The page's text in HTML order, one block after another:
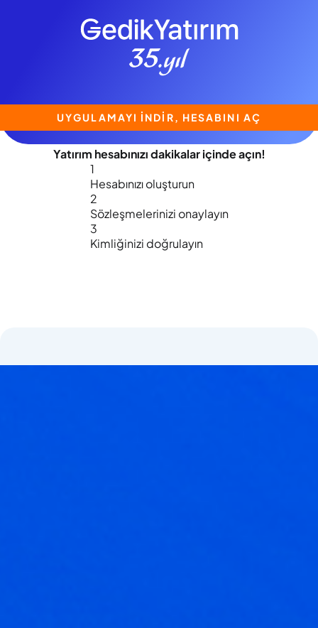
UYGULAMAYI İNDİR, HESABINI AÇ
Yatırım hesabınızıdakikalar içindeaçın!
1
Hesabınızı oluşturun
2
Sözleşmelerinizi onaylayın
3
Kimliğinizi doğrulayın